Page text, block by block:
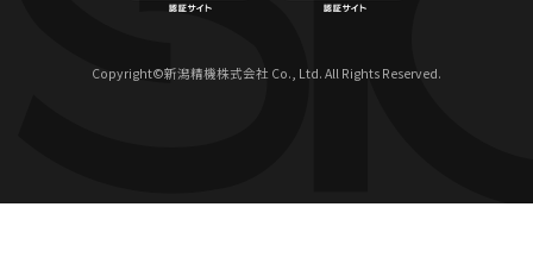
Copyright©新潟精機株式会社 Co., Ltd. All Rights Reserved.